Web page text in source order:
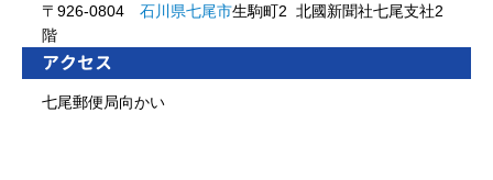
〒926-0804 石川県七尾市生駒町2 北國新聞社七尾支社2
階
アクセス
七尾郵便局向かい